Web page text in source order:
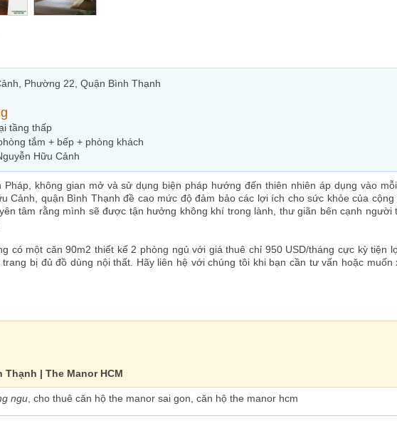
Phường 22, Quận Bình Thạnh
tầng thấp
tắm + bếp + phòng khách
Hữu Cảnh
không gian mở và sử dụng biện pháp hướng đến thiên nhiên áp dụng vào mỗi
Cảnh, quận Bình Thạnh đề cao mức độ đảm bảo các lợi ích cho sức khỏe của
tâm rằng mình sẽ được tận hưởng không khí trong lành, thư giãn bên cạnh người
có một căn 90m2 thiết kế 2 phòng ngủ với giá thuê chỉ 950 USD/tháng cực kỳ tiện
bị đủ đồ dùng nội thất. Hãy liên hệ với chúng tôi khi bạn cần tư vấn hoặc muốn
| The Manor HCM
ngu , cho thuê căn hộ the manor sai gon, căn hộ the manor hcm